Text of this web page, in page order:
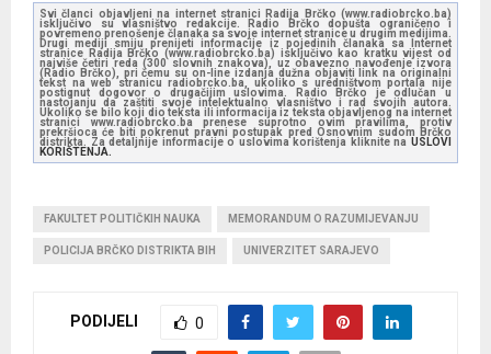
Svi članci objavljeni na internet stranici Radija Brčko (www.radiobrcko.ba)
isključivo su vlasništvo redakcije. Radio Brčko dopušta ograničeno i
povremeno prenošenje članaka sa svoje internet stranice u drugim medijima.
Drugi mediji smiju prenijeti informacije iz pojedinih članaka sa Internet
stranice Radija Brčko (www.radiobrcko.ba) isključivo kao kratku vijest od
najviše četiri reda (300 slovnih znakova), uz obavezno navođenje izvora
(Radio Brčko), pri čemu su on-line izdanja dužna objaviti link na originalni
tekst na web stranicu radiobrcko.ba, ukoliko s uredništvom portala nije
postignut dogovor o drugačijim uslovima. Radio Brčko je odlučan u
nastojanju da zaštiti svoje intelektualno vlasništvo i rad svojih autora.
Ukoliko se bilo koji dio teksta ili informacija iz teksta objavljenog na internet
stranici www.radiobrcko.ba prenese suprotno ovim pravilima, protiv
prekršioca će biti pokrenut pravni postupak pred Osnovnim sudom Brčko
distrikta. Za detaljnije informacije o uslovima korištenja kliknite na USLOVI
KORIŠTENJA.
FAKULTET POLITIČKIH NAUKA MEMORANDUM O RAZUMIJEVANJU
POLICIJA BRČKO DISTRIKTA BIH UNIVERZITET SARAJEVO
PODIJELI 0